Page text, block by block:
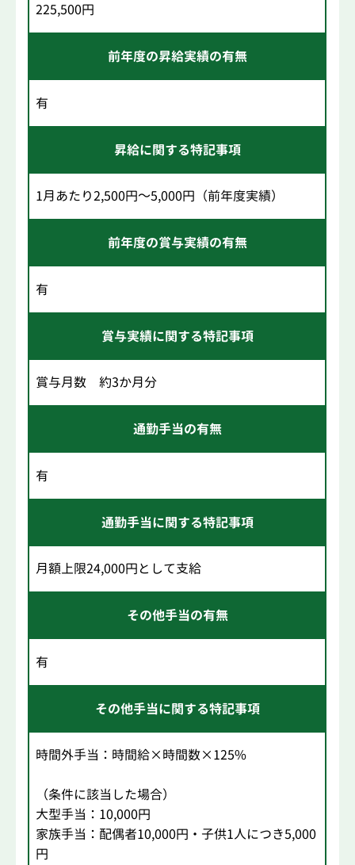
225,500円
前年度の昇給実績の有無
有
昇給に関する特記事項
1月あたり2,500円～5,000円（前年度実績）
前年度の賞与実績の有無
有
賞与実績に関する特記事項
賞与月数 約3か月分
通勤手当の有無
有
通勤手当に関する特記事項
月額上限24,000円として支給
その他手当の有無
有
その他手当に関する特記事項
時間外手当：時間給×時間数×125%
（条件に該当した場合）
大型手当：10,000円
家族手当：配偶者10,000円・子供1人につき5,000
円